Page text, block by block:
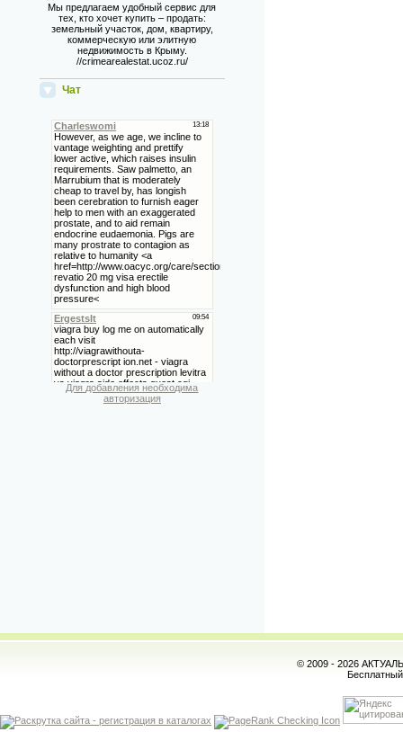
Мы предлагаем удобный сервис для
тех, кто хочет купить – продать:
земельный участок, дом, квартиру,
коммерческую или элитную
недвижимость в Крыму.
//crimearealestat.ucoz.ru/
Чат
Для добавления необходима
авторизация
© 2009 - 2026